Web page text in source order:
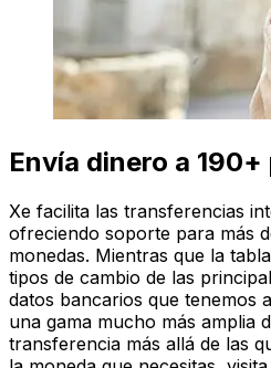
Envía dinero a
Xe facilita las transferencias
ofreciendo soporte para más
monedas. Mientras que la
tipos de cambio de las
datos bancarios que tenemos
una gama mucho más amplia
transferencia más allá de las